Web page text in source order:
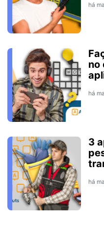
há
no
há
3
há